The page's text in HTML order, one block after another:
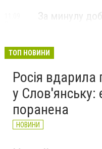
За минулу
великої
ТОП НОВИНИ
Росія вдарила
у Слов'янську:
поранена
НОВИНИ